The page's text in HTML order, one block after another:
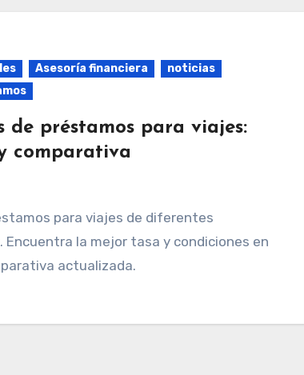
Asesoría financiera
noticias
de préstamos para viajes:
comparativa
Encuentra la mejor tasa y condiciones en
actualizada.